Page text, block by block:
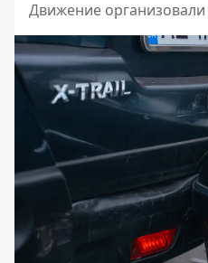
Движение